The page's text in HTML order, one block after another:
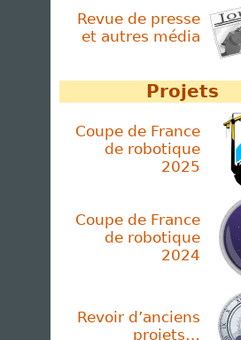
Revue de presse
et autres média
Projets
Coupe de France
de robotique
2025
Coupe de France
de robotique
2024
Revoir d’anciens
projets…